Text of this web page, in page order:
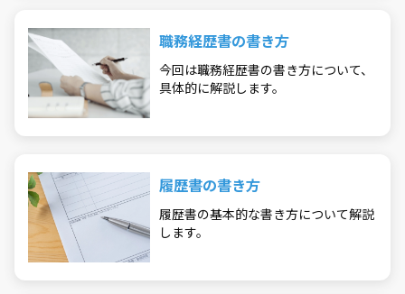
職務経歴書の書き方
今回は職務経歴書の書き方について、
具体的に解説します。
履歴書の書き方
履歴書の基本的な書き方について解説
します。